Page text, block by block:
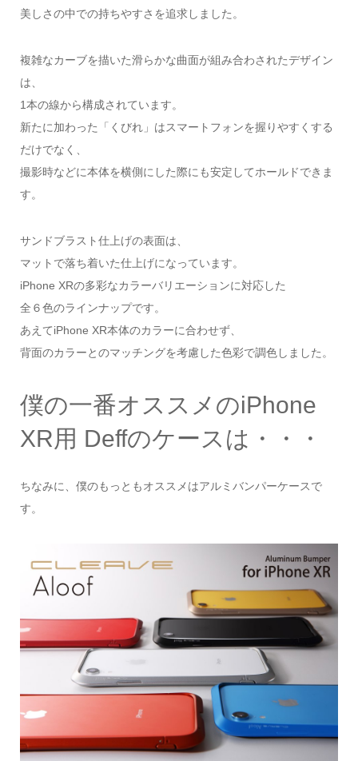
美しさの中での持ちやすさを追求しました。
複雑なカーブを描いた滑らかな曲面が組み合わされたデザイン
は、
1本の線から構成されています。
新たに加わった「くびれ」はスマートフォンを握りやすくする
だけでなく、
撮影時などに本体を横側にした際にも安定してホールドできま
す。
サンドブラスト仕上げの表面は、
マットで落ち着いた仕上げになっています。
iPhone XRの多彩なカラーバリエーションに対応した
全６色のラインナップです。
あえてiPhone XR本体のカラーに合わせず、
背面のカラーとのマッチングを考慮した色彩で調色しました。
僕の一番オススメのiPhone
XR用 Deffのケースは・・・
ちなみに、僕のもっともオススメはアルミバンパーケースで
す。